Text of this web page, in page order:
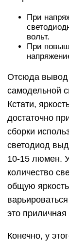
При
вольт.
При
Отсюда вывод
самодельной
Кстати,
достаточно
сборки
светодиод
10-15 люмен.
количество
общую
это приличная
Конечно, у